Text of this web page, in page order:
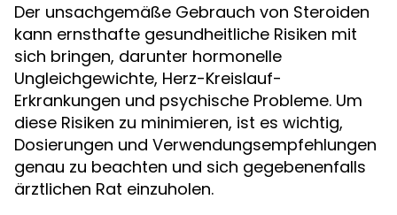
Der unsachgemäße Gebrauch von Steroiden
kann ernsthafte gesundheitliche Risiken mit
sich bringen, darunter hormonelle
Ungleichgewichte, Herz-Kreislauf-
Erkrankungen und psychische Probleme. Um
diese Risiken zu minimieren, ist es wichtig,
Dosierungen und Verwendungsempfehlungen
genau zu beachten und sich gegebenenfalls
ärztlichen Rat einzuholen.